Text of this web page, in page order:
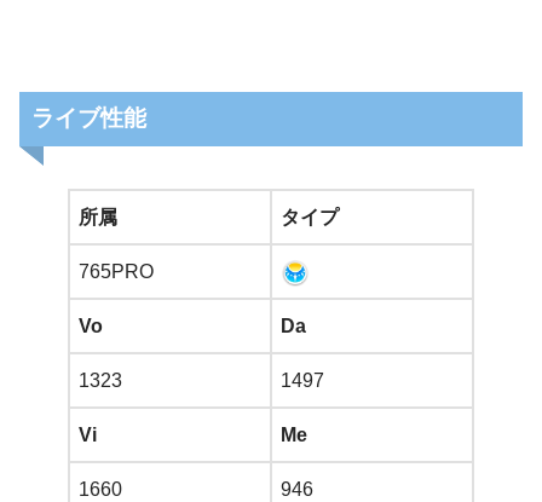
ライブ性能
所属 タイプ
765PRO
Vo Da
1323 1497
Vi Me
1660 946